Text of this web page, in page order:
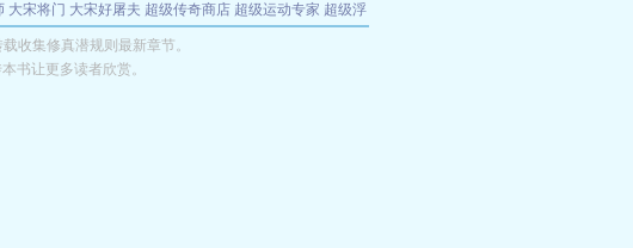
大宋将门 大宋好屠夫 超级传奇商店 超级运动专家 超级浮
聊天群 某美漫的特工 我夺舍了魔皇
收集修真潜规则最新章节。
书让更多读者欣赏。